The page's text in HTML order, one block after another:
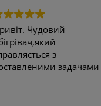
Чудовий
з
задачами